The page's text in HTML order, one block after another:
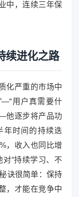
中，连续三年保
续进化之路
化严重的市场中
用户真需要什
他逐步将产品功
年时间的持续迭
，收入也同比增
“持续学习、不
诀很简单：保持
，才能在竞争中